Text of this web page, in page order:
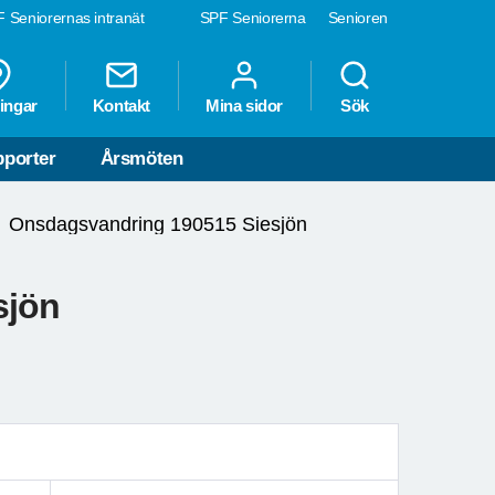
SPF Seniorerna Senioren
Seniorernas intranät
Kontakt Mina sidor Sök
Årsmöten
Onsdagsvandring 190515 Siesjön